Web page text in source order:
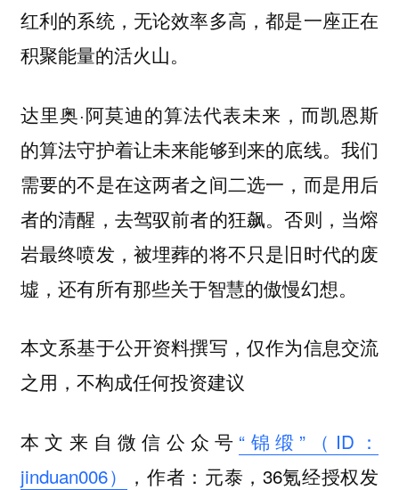
红利的系统，无论效率多高，都是一座正在
积聚能量的活火山。
达里奥·阿莫迪的算法代表未来，而凯恩斯
的算法守护着让未来能够到来的底线。我们
需要的不是在这两者之间二选一，而是用后
者的清醒，去驾驭前者的狂飙。否则，当熔
岩最终喷发，被埋葬的将不只是旧时代的废
墟，还有所有那些关于智慧的傲慢幻想。
本文系基于公开资料撰写，仅作为信息交流
之用，不构成任何投资建议
本文来自微信公众号 “锦缎”（ID：
jinduan006）
，作者：元泰，36氪经授权发